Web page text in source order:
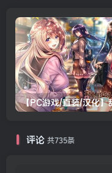
评论 共735条